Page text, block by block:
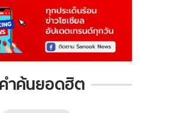
คำค้นยอดฮิต